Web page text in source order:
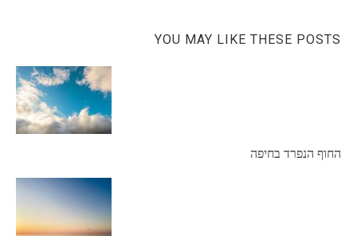
YOU MAY LIKE THESE POSTS
החוף הנפרד בחיפה